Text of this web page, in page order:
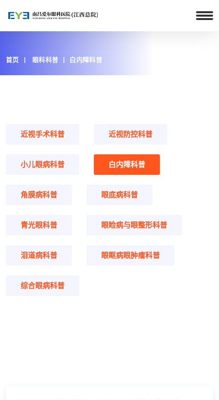
首页 眼科科普 白内障科普
近视手术科普 近视防控科普
小儿眼病科普 白内障科普
角膜病科普 眼底病科普
青光眼科普 眼睑病与眼整形科普
泪道病科普 眼眶病眼肿瘤科普
综合眼病科普